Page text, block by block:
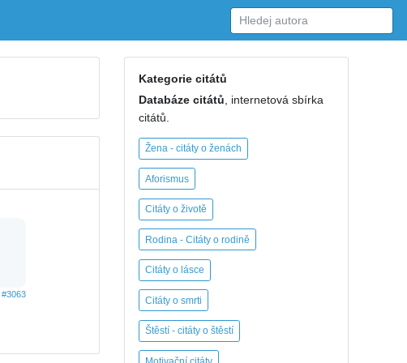
#3063
Kategorie citátů
Databáze citátů , internetová sbírka
citátů.
Žena - citáty o ženách
Aforismus
Citáty o životě
Rodina - Citáty o rodině
Citáty o lásce
Citáty o smrti
Štěstí - citáty o štěstí